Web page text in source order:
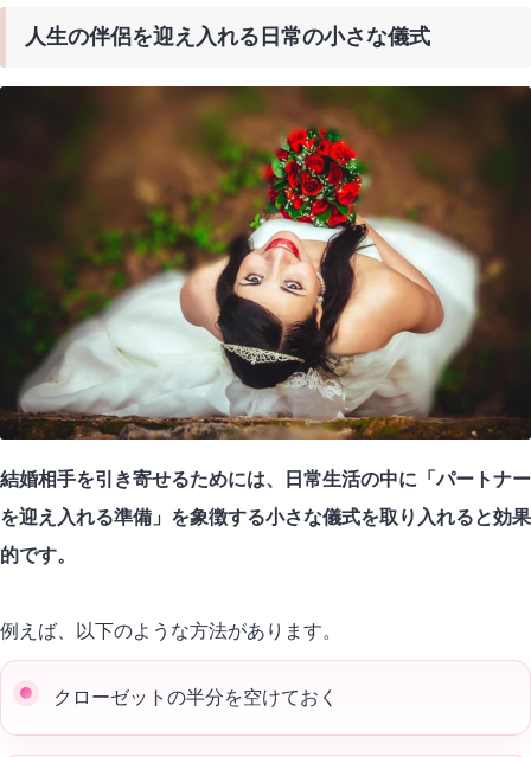
人生の伴侶を迎え入れる日常の小さな儀式
結婚相手を引き寄せるためには、日常生活の中に「パートナー
を迎え入れる準備」を象徴する小さな儀式を取り入れると効果
的です。
例えば、以下のような方法があります。
クローゼットの半分を空けておく